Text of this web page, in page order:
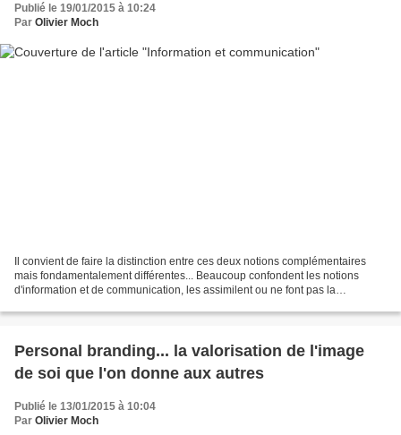
Publié le 19/01/2015 à 10:24
Par Olivier Moch
Il convient de faire la distinction entre ces deux notions complémentaires
mais fondamentalement différentes... Beaucoup confondent les notions
d'information et de communication, les assimilent ou ne font pas la
Personal branding... la valorisation de l'image
de soi que l'on donne aux autres
Publié le 13/01/2015 à 10:04
Par Olivier Moch